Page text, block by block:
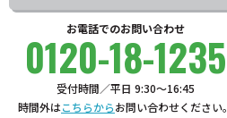
お電話でのお問い合わせ
0120-18-1235
受付時間／平日 9:30〜16:45
時間外はこちらからお問い合わせください。